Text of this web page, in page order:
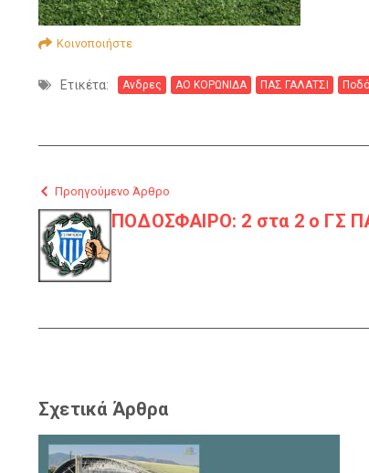
Κοινοποιήστε
Ετικέτα: Ανδρες ΑΟ ΚΟΡΩΝΙΔΑ ΠΑΣ ΓΑΛΑΤΣΙ
Προηγούμενο Άρθρο
ΠΟΔΟΣΦΑΙΡΟ: 2 στα 2 ο ΓΣ
Σχετικά Άρθρα